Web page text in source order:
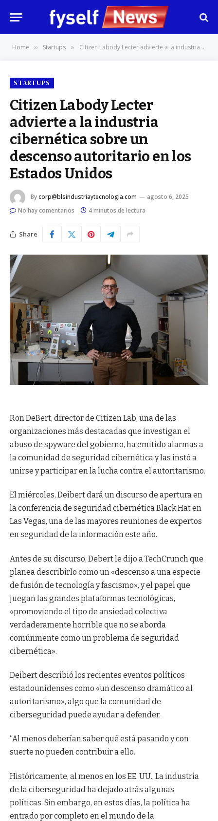
Home » Startups » Citizen Labody Lecter advierte a la industria cibernética sobre un descenso autoritario en los Estados Unidos
STARTUPS
Citizen Labody Lecter
advierte a la industria
cibernética sobre un
descenso autoritario en los
Estados Unidos
Bycorp@blsindustriaytecnologia.com
agosto 6, 2025
No hay comentarios
4 minutos de lectura
Share
Ron DeBert, director de Citizen Lab, una de las
organizaciones más destacadas que investigan el
abuso de spyware del gobierno, ha emitido alarmas a
la comunidad de seguridad cibernética y las instó a
unirse y participar en la lucha contra el autoritarismo.
El miércoles, Deibert dará un discurso de apertura en
la conferencia de seguridad cibernética Black Hat en
Las Vegas, una de las mayores reuniones de expertos
en seguridad de la información este año.
Antes de su discurso, Debert le dijo a TechCrunch que
planea describirlo como un «descenso a una especie
de fusión de tecnología y fascismo», y el papel que
juegan las grandes plataformas tecnológicas,
«promoviendo el tipo de ansiedad colectiva
verdaderamente horrible que no se aborda
comúnmente como un problema de seguridad
cibernética».
Deibert describió los recientes eventos políticos
estadounidenses como «un descenso dramático al
autoritarismo», algo que la comunidad de
ciberseguridad puede ayudar a defender.
“Al menos deberían saber qué está pasando y con
suerte no pueden contribuir a ello.
Históricamente, al menos en los EE. UU., La industria
de la ciberseguridad ha dejado atrás algunas
políticas. Sin embargo, en estos días, la política ha
entrado por completo en el mundo de la